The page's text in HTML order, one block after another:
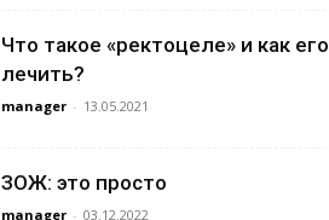
Что такое «ректоцеле» и как его
лечить?
manager - 13.05.2021
ЗОЖ: это просто
manager - 03.12.2022